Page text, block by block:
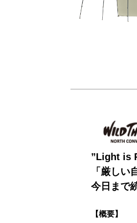
”Light is
「厳しい
今日まで
【概要】